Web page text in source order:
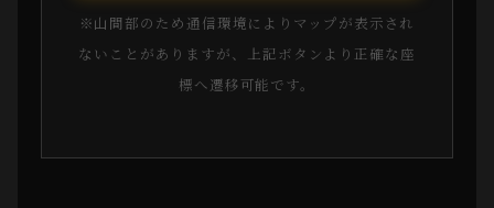
※山間部のため通信環境によりマップが表示され
ないことがありますが、上記ボタンより正確な座
標へ遷移可能です。